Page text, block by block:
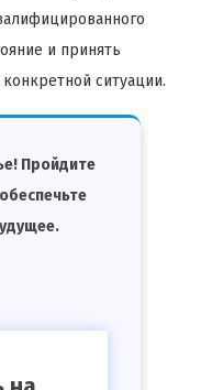
и принять
ситуации.
Пройдите